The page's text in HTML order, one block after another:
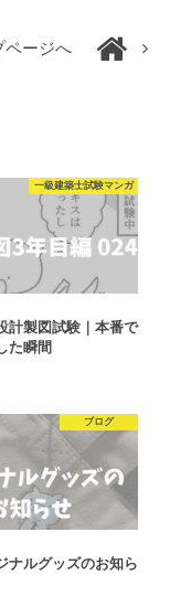
ページへ
一級建築士試験マンガ
計製図試験｜本番で
た瞬間
ブログ
ナルグッズのお知ら